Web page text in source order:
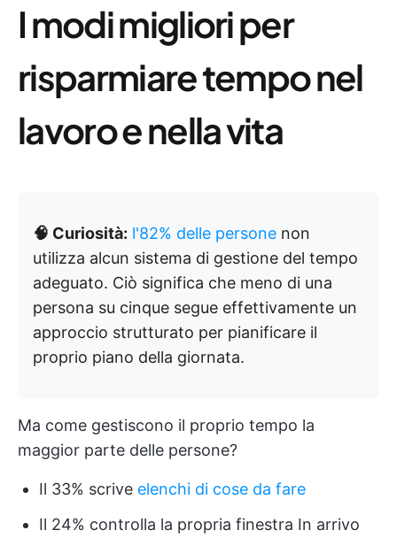
I modi migliori per
risparmiare tempo nel
lavoro e nella vita
🧠 Curiosità: l'82% delle persone non
utilizza alcun sistema di gestione del tempo
adeguato. Ciò significa che meno di una
persona su cinque segue effettivamente un
approccio strutturato per pianificare il
proprio piano della giornata.
Ma come gestiscono il proprio tempo la
maggior parte delle persone?
Il 33% scrive elenchi di cose da fare
Il 24% controlla la propria finestra In arrivo